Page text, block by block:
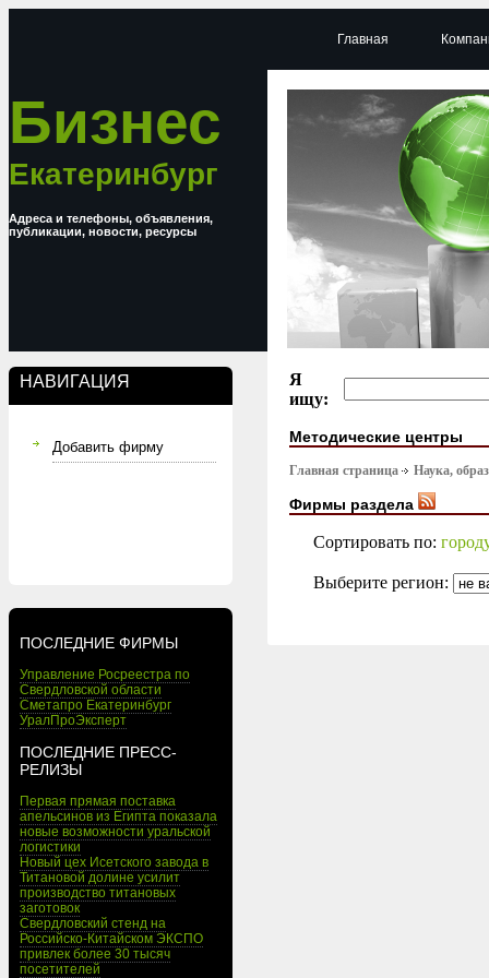
Бизнес
Екатеринбург
Адреса и телефоны, объявления,
публикации, новости, ресурсы
НАВИГАЦИЯ
Добавить фирму
ПОСЛЕДНИЕ ФИРМЫ
Управление Росреестра по
Свердловской области
Сметапро Екатеринбург
УралПроЭксперт
ПОСЛЕДНИЕ ПРЕСС-
РЕЛИЗЫ
Первая прямая поставка
апельсинов из Египта показала
новые возможности уральской
логистики
Новый цех Исетского завода в
Титановой долине усилит
производство титановых
заготовок
Свердловский стенд на
Российско-Китайском ЭКСПО
привлек более 30 тысяч
посетителей
Главная
Я
ищу:
Методические центры
Главная страница Наука,
Фирмы раздела
Сортировать по:
Выберите регион: